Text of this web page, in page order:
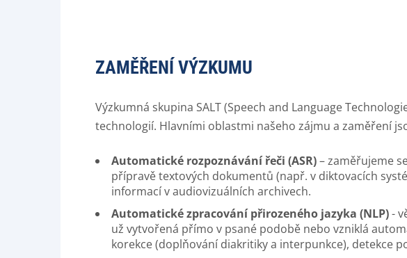
ZAMĚŘENÍ VÝZKUMU
Výzkumná skupina SALT (Speech and Language
technologií. Hlavními oblastmi našeho zájmu a zaměření
Automatické rozpoznávání řeči (ASR)– zaměřujeme
přípravě textových dokumentů (např. v diktovacích
informací v audiovizuálních archivech.
Automatické zpracování přirozeného jazyka (NLP)-
už vytvořená přímo v psané podobě nebo vzniklá
korekce (doplňování diakritiky a interpunkce), detekce